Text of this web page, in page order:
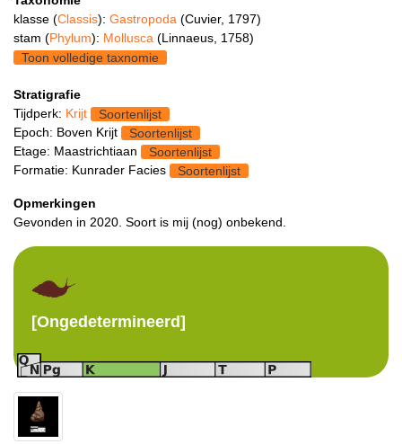
klasse (Classis): Gastropoda (Cuvier, 1797)
stam (Phylum): Mollusca (Linnaeus, 1758)
Toon volledige taxnomie
Stratigrafie
Tijdperk: Krijt
Soortenlijst
Epoch: Boven Krijt
Soortenlijst
Etage: Maastrichtiaan
Soortenlijst
Formatie: Kunrader Facies
Soortenlijst
Opmerkingen
Gevonden in 2020. Soort is mij (nog) onbekend.
[Ongedetermineerd]